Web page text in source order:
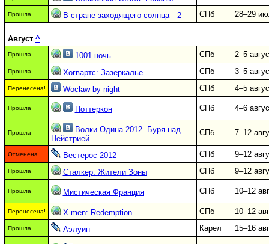
Прошла В стране заходящего солнца—2 СПб 28–29
Август ^
Прошла 1001 ночь СПб 2–5
Прошла Хогвартс: Зазеркалье СПб 3–5
Перенесена! Woclaw by night СПб 4–5
Прошла Поттеркон СПб 4–6
Прошла
Волки Одина 2012. Буря над
Нейстрией
СПб 7–12
Отменена Вестерос 2012 СПб 9–12
Прошла Сталкер: Жители Зоны СПб 9–12
Прошла Мистическая Франция СПб 10–12
Перенесена! X-men: Redemption СПб 10–12
Прошла Аэлуин Карел 15–16